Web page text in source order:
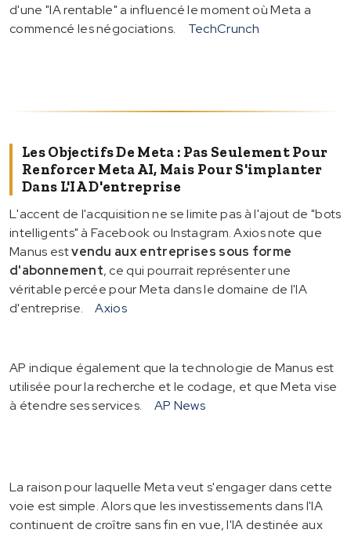
d'une "IA rentable" a influencé le moment où Meta a
commencé les négociations.
TechCrunch
Les Objectifs De Meta : Pas Seulement Pour
Renforcer Meta AI, Mais Pour S'implanter
Dans L'IA D'entreprise
L'accent de l'acquisition ne se limite pas à l'ajout de "bots
intelligents" à Facebook ou Instagram. Axios note que
Manus estvendu aux entreprises sous forme
d'abonnement, ce qui pourrait représenter une
véritable percée pour Meta dans le domaine de l'IA
d'entreprise.
Axios
AP indique également que la technologie de Manus est
utilisée pour la recherche et le codage, et que Meta vise
à étendre ses services.
AP News
La raison pour laquelle Meta veut s'engager dans cette
voie est simple. Alors que les investissements dans l'IA
continuent de croître sans fin en vue, l'IA destinée aux